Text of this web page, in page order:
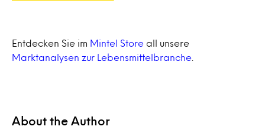
Entdecken Sie im Mintel Store all unsere
Marktanalysen zur Lebensmittelbranche
About the Author